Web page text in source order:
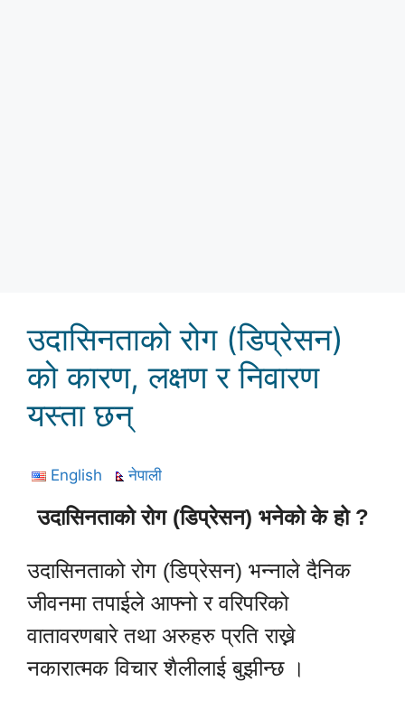
उदासिनताको रोग (डिप्रेसन)
को कारण, लक्षण र निवारण
यस्ता छन्
English नेपाली
उदासिनताको रोग (डिप्रेसन) भनेको के हो ?
उदासिनताको रोग (डिप्रेसन) भन्नाले दैनिक
जीवनमा तपाईले आफ्नो र वरिपरिको
वातावरणबारे तथा अरुहरु प्रति राख्ने
नकारात्मक विचार शैलीलाई बुझीन्छ ।